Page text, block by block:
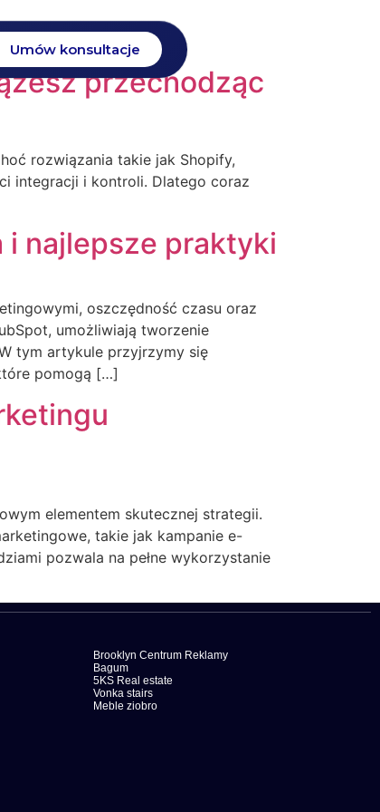
Umów konsultacje
przechodząc
rozwiązania takie jak Shopify,
integracji i kontroli. Dlatego coraz
i najlepsze praktyki
oszczędność czasu oraz
umożliwiają tworzenie
tym artykule przyjrzymy się
pomogą […]
elementem skutecznej strategii.
takie jak kampanie e-
pozwala na pełne wykorzystanie
Brooklyn Centrum Reklamy
Bagum
5KS Real estate
Vonka stairs
Meble ziobro